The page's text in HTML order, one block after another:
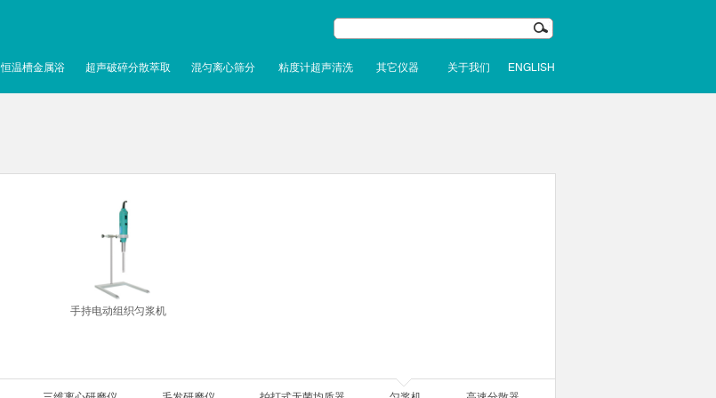
恒温槽金属浴 超声破碎分散萃取 混匀离心筛分 粘度计超声清洗 其它仪器 关于我们 ENGLISH
手持电动组织匀浆机